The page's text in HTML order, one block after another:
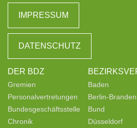
IMPRESSUM
DATENSCHUTZ
DER BDZ
Gremien
Personalvertretungen
Bundesgeschäftsstelle
Chronik
Baden
Berlin-
Bund
Düsseldorf